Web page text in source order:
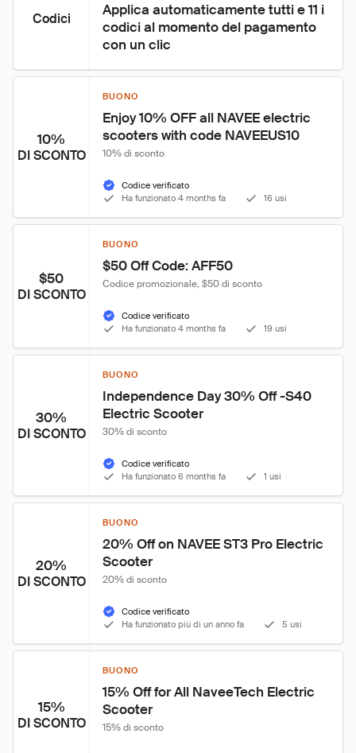
Codici
Applica automaticamente tutti e 11 i
codici al momento del pagamento
con un clic
10%
DI SCONTO
BUONO
Enjoy 10% OFF all NAVEE electric
scooters with code NAVEEUS10
10% di sconto
Codice verificato
Ha funzionato 4 months fa
16 usi
$50
DI SCONTO
BUONO
$50 Off Code: AFF50
Codice promozionale, $50 di sconto
Codice verificato
Ha funzionato 4 months fa
19 usi
30%
DI SCONTO
BUONO
Independence Day 30% Off -S40
Electric Scooter
30% di sconto
Codice verificato
Ha funzionato 6 months fa
1 usi
20%
DI SCONTO
BUONO
20% Off on NAVEE ST3 Pro Electric
Scooter
20% di sconto
Codice verificato
Ha funzionato più di un anno fa
5 usi
15%
DI SCONTO
BUONO
15% Off for All NaveeTech Electric
Scooter
15% di sconto